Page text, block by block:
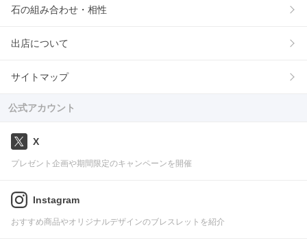
石の組み合わせ・相性
出店について
サイトマップ
公式アカウント
X
プレゼント企画や期間限定のキャンペーンを開催
Instagram
おすすめ商品やオリジナルデザインのブレスレットを紹介